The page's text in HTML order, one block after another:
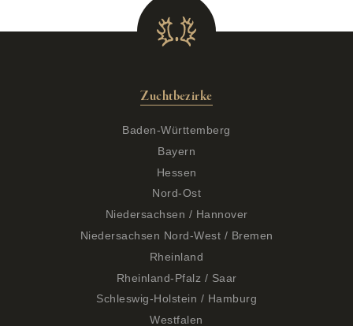
Zuchtbezirke
Baden-Württemberg
Bayern
Hessen
Nord-Ost
Niedersachsen / Hannover
Niedersachsen Nord-West / Bremen
Rheinland
Rheinland-Pfalz / Saar
Schleswig-Holstein / Hamburg
Westfalen